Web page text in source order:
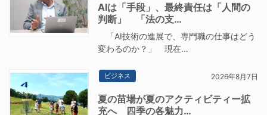
AIは「手段」、最終責任は「人間の
判断」 「法の支…
「AI技術の進展で、専門職の仕事はどう
変わるのか？」 現在…
ビジネス 2026年8月7日
夏の苗場が夏のアクティビティー拡
充へ 四季の各魅力…